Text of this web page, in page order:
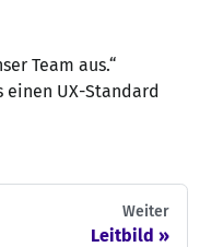
Team aus.“
einen UX-Standard
Weiter
Leitbild